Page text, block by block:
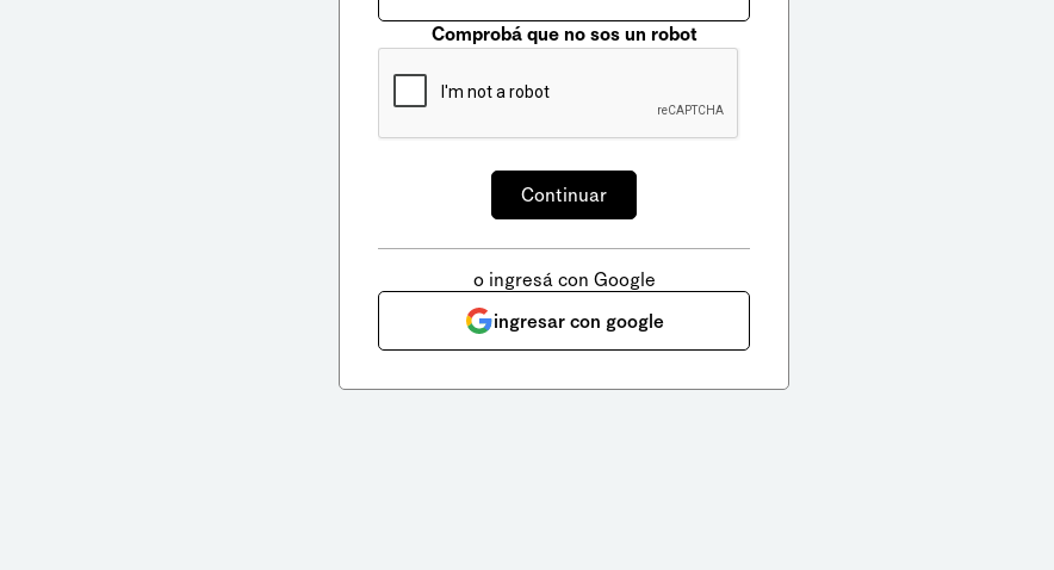
Comprobá que no sos un robot
o ingresá con Google
ingresar con google